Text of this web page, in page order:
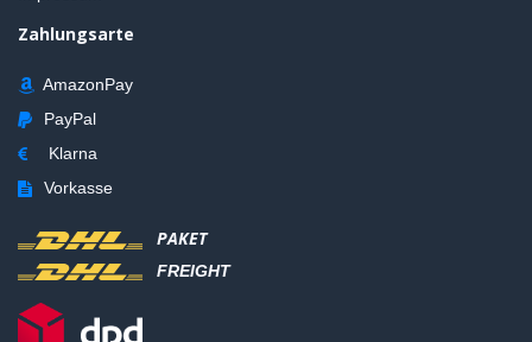
Zahlungsarte
AmazonPay
PayPal
Klarna
Vorkasse
PAKET
FREIGHT